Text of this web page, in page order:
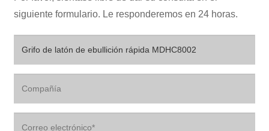
siguiente formulario. Le responderemos en 24 horas.